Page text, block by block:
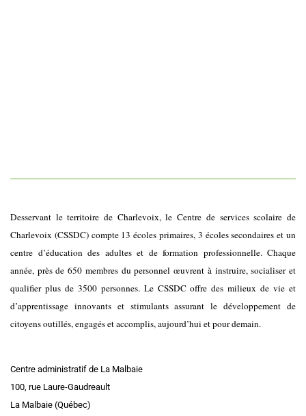
Desservant le territoire de Charlevoix, le Centre de services scolaire de
Charlevoix (CSSDC) compte 13 écoles primaires, 3 écoles secondaires et un
centre d’éducation des adultes et de formation professionnelle. Chaque
année, près de 650 membres du personnel œuvrent à instruire, socialiser et
qualifier plus de 3500 personnes. Le CSSDC offre des milieux de vie et
d’apprentissage innovants et stimulants assurant le développement de
citoyens outillés, engagés et accomplis, aujourd’hui et pour demain.
Centre administratif de La Malbaie
100, rue Laure-Gaudreault
La Malbaie (Québec)